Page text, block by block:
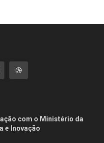
com o Ministério da
e Inovação